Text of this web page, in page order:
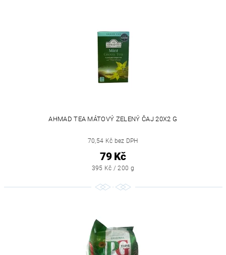
AHMAD TEA MÁTOVÝ ZELENÝ ČAJ 20X2 G
70,54 Kč bez DPH
79 Kč
395 Kč / 200 g